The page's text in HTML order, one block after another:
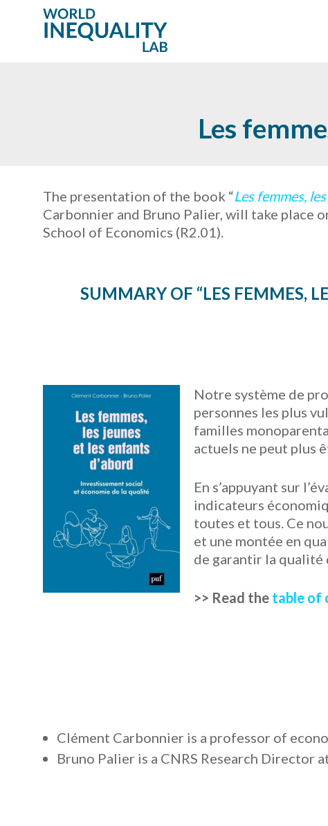
Les
The presentation of the book “Les femmes,
Carbonnier and Bruno Palier, will take place
School of Economics (R2.01).
SUMMARY OF “LES FEMMES,
Notre système de
personnes les plus
familles
actuels ne peut plus
En s’appuyant sur
indicateurs
toutes et tous. Ce
et une montée en
de garantir la qualité
>> Read the table of
Clément Carbonnier is a professor of
Bruno Palier is a CNRS Research Director